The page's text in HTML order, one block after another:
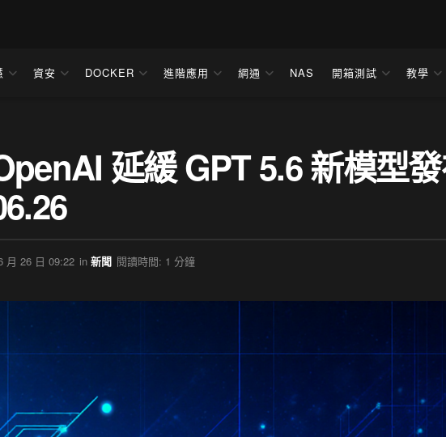
資安 DOCKER 進階應用 網通 NAS 開箱測試 教學
延緩 GPT 5.6 新模型發
月 26 日 09:22 in 新聞 閱讀時間: 1 分鐘